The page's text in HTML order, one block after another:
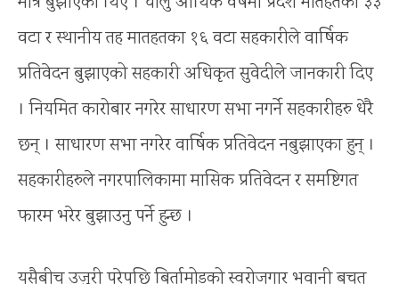
वटा र स्थानीय तह मातहतका १६ वटा सहकारीले वार्षिक
प्रतिवेदन बुझाएको सहकारी अधिकृत सुवेदीले जानकारी दिए
। नियमित कारोबार नगरेर साधारण सभा नगर्ने सहकारीहरु धेरै
छन् । साधारण सभा नगरेर वार्षिक प्रतिवेदन नबुझाएका हुन् ।
सहकारीहरुले नगरपालिकामा मासिक प्रतिवेदन र समष्टिगत
फारम भरेर बुझाउनु पर्ने हुन्छ ।
यसैबीच उजुरी परेपछि बिर्तामोडको स्वरोजगार भवानी बचत